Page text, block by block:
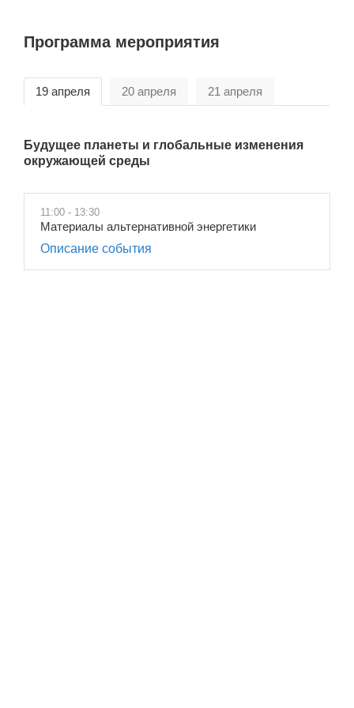
Программа мероприятия
19 апреля 20 апреля 21 апреля
Будущее планеты и глобальные изменения
окружающей среды
11:00 - 13:30
Материалы альтернативной энергетики
Описание события